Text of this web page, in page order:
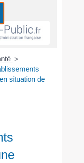
>
situation de